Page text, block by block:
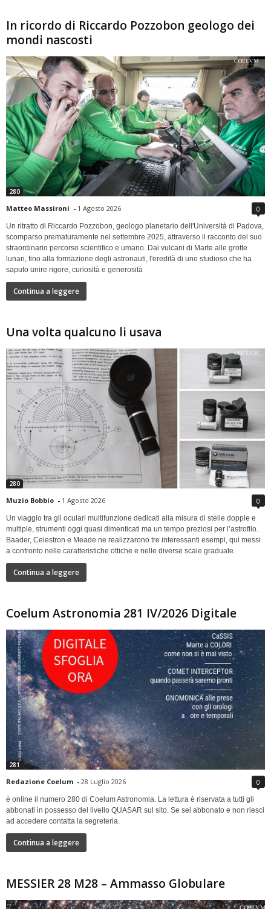
In ricordo di Riccardo Pozzobon geologo dei
mondi nascosti
280
Matteo Massironi - 1 Agosto 2026 0
Un ritratto di Riccardo Pozzobon, geologo planetario dell'Università di Padova,
scomparso prematuramente nel settembre 2025, attraverso il racconto del suo
straordinario percorso scientifico e umano. Dai vulcani di Marte alle grotte
lunari, fino alla formazione degli astronauti, l'eredità di uno studioso che ha
saputo unire rigore, curiosità e generosità
Continua a leggere
Una volta qualcuno li usava
280
Muzio Bobbio - 1 Agosto 2026 0
Un viaggio tra gli oculari multifunzione dedicati alla misura di stelle doppie e
multiple, strumenti oggi quasi dimenticati ma un tempo preziosi per l’astrofilo.
Baader, Celestron e Meade ne realizzarono tre interessanti esempi, qui messi
a confronto nelle caratteristiche ottiche e nelle diverse scale graduate.
Continua a leggere
Coelum Astronomia 281 IV/2026 Digitale
281
Redazione Coelum - 28 Luglio 2026 0
è online il numero 280 di Coelum Astronomia. La lettura è riservata a tutti gli
abbonati in possesso del livello QUASAR sul sito. Se sei abbonato e non riesci
ad accedere contatta la segreteria.
Continua a leggere
MESSIER 28 M28 – Ammasso Globulare